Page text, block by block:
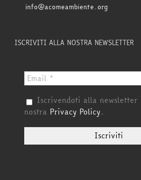
info@acomeambiente.org
ISCRIVITI ALLA NOSTRA NEWSLETTER
Iscrivendoti alla newsletter
nostra Privacy Policy.